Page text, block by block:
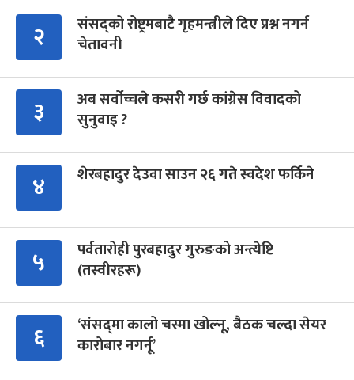
२
संसद्को रोष्ट्रमबाटै गृहमन्त्रीले दिए प्रश्न नगर्न
चेतावनी
३
अब सर्वोच्चले कसरी गर्छ कांग्रेस विवादको
सुनुवाइ ?
४ शेरबहादुर देउवा साउन २६ गते स्वदेश फर्किने
५
पर्वतारोही पुरबहादुर गुरुङको अन्त्येष्टि
(तस्वीरहरू)
६
‘संसद्‍मा कालो चस्मा खोल्नू, बैठक चल्दा सेयर
कारोबार नगर्नू’